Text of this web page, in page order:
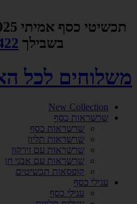
בשבילך
משלוחים לכל
New Collection
שרשראות כסף
שרשראות כסף
שרשראות תליון
שרשראות עם זירקון
שרשראות עם אבני חן
קופסאות תכשיטים
עגילי כסף
עגילי כסף